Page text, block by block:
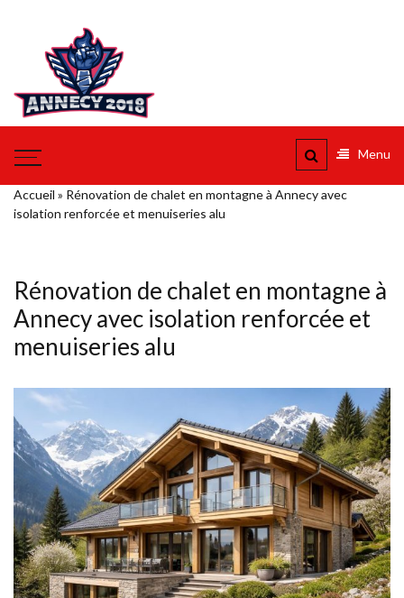
Vers Annecy et l'au dela
Menu
Accueil » Rénovation de chalet en montagne à Annecy avec
isolation renforcée et menuiseries alu
Rénovation de chalet en montagne à
Annecy avec isolation renforcée et
menuiseries alu